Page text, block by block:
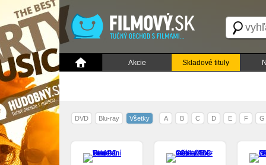
Akcie Skladové tituly
DVD Blu-ray Všetky A B C D E F G